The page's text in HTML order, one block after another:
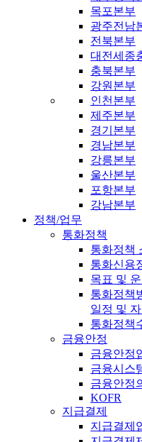
목포본부
광주전남
전북본부
대전세종
충북본부
강원본부
인천본부
제주본부
경기본부
경남본부
강릉본부
울산본부
포항본부
강남본부
정책/업무
통화정책
통화정책
통화신용
목표 및
통화정책
일정 및
통화정책
금융안정
금융안정
금융시스
금융안정
KOFR
지급결제
지급결제